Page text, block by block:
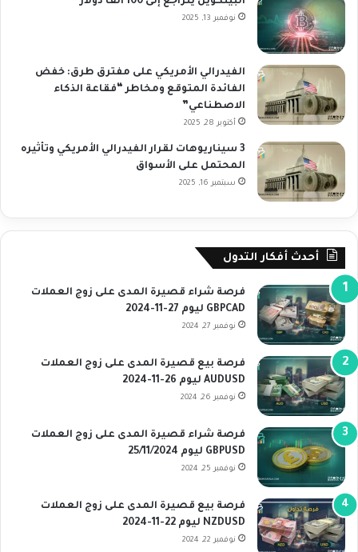
نوفمبر 13, 2025
الفيدرالي الأمريكي على مفترق طرق: خفض
الفائدة المتوقع ومخاطر “فقاعة الذكاء
الاصطناعي”
أكتوبر 28, 2025
3 سيناريوهات لقرار الفيدرالي الأمريكي وتأثيره
المحتمل على الأسواق
سبتمبر 16, 2025
أحدث أفكار التدول
فرصة شراء قصيرة المدى على زوج العملات
GBPCAD ليوم 27-11-2024
نوفمبر 27, 2024
فرصة بيع قصيرة المدى على زوج العملات
AUDUSD ليوم 26-11-2024
نوفمبر 26, 2024
فرصة شراء قصيرة المدى على زوج العملات
GBPUSD ليوم 25/11/2024
نوفمبر 25, 2024
فرصة بيع قصيرة المدى على زوج العملات
NZDUSD ليوم 22-11-2024
نوفمبر 22, 2024